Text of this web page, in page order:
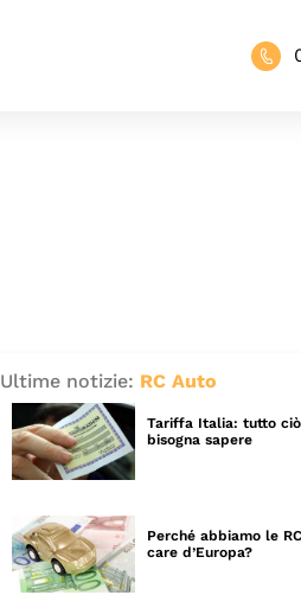
Ultime notizie: RC Auto
Tariffa Italia: tutto
bisogna sapere
Perché abbiamo le
care d’Europa?